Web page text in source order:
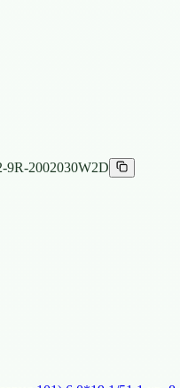
9R-2002030W2D